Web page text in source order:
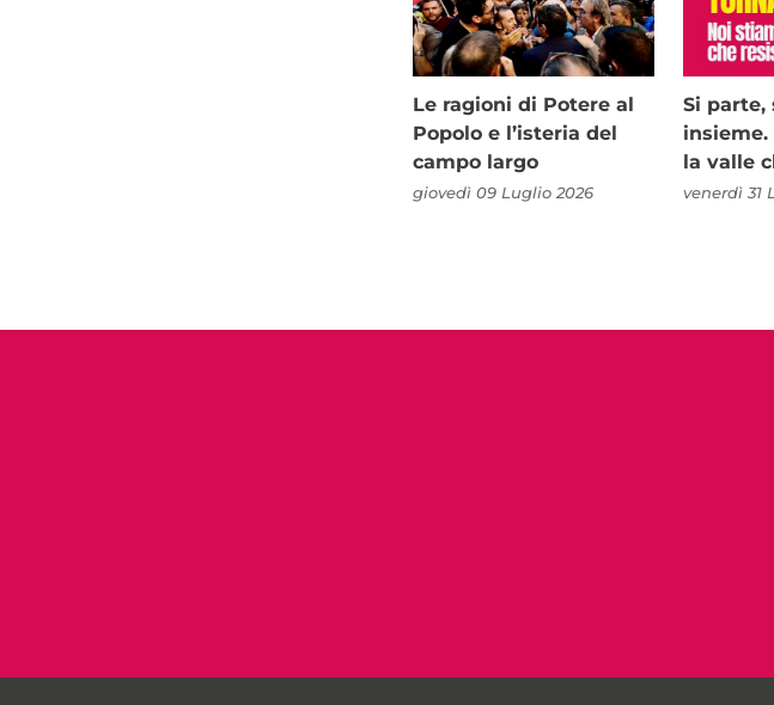
Le ragioni di Potere al
Popolo e l’isteria del
campo largo
giovedì 09 Luglio 2026
Si parte,
insieme.
la valle
venerdì 31